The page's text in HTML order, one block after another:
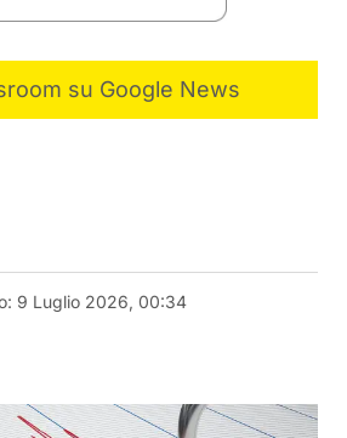
su Google News
9 Luglio 2026, 00:34